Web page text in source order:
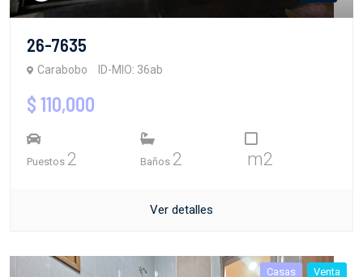
26-7635
Carabobo ID-MIO: 36ab
$ 110,000
Puestos 2 Baños 2 m2
Ver detalles
Casas Venta